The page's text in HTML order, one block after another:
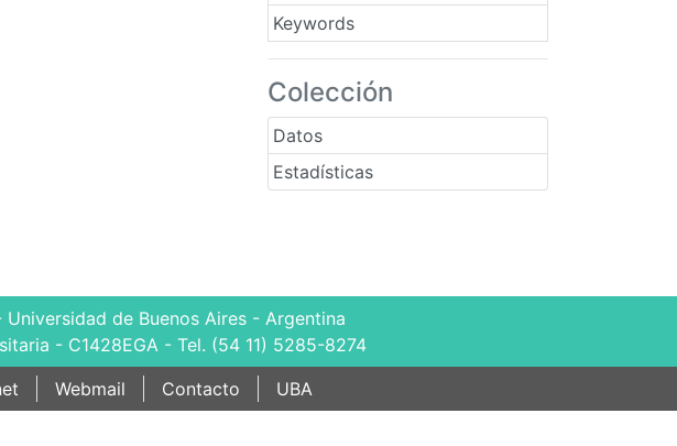
Keywords
Colección
Datos
Estadísticas
de Buenos Aires - Argentina
- C1428EGA - Tel. (54 11) 5285-8274
Webmail Contacto UBA